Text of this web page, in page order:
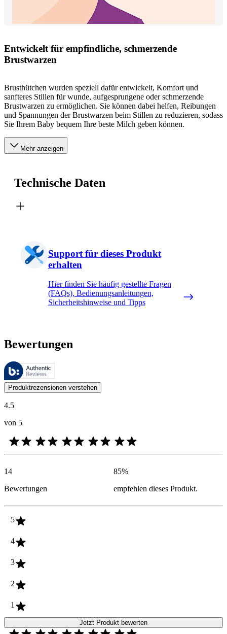
Entwickelt für empfindliche, schmerzende
Brustwarzen
Brusthütchen wurden speziell dafür entwickelt, Komfort und
sanfteres Stillen für wunde, aufgesprungene oder schmerzende
Brustwarzen zu ermöglichen. Sie können dabei helfen, Reibungen
und Spannungen der Brustwarzen beim Stillen zu reduzieren, sodass
Sie Ihrem Baby bequem Ihre beste Milch geben können.
Mehr anzeigen
Technische Daten
Support für dieses Produkt
erhalten
Hier finden Sie häufig gestellte Fragen
(FAQs), Bedienungsanleitungen,
Sicherheitshinweise und Tipps
Bewertungen
Diese Bewertungen werden von Bazaarvoice verwaltet und
Kundenmeinungen in Form von Produkt- und Sternebewertungen
Produktrezensionen verstehen
4.5
von 5
14
Bewertungen
85%
empfehlen dieses Produkt.
5
4
3
2
1
Jetzt Produkt bewerten